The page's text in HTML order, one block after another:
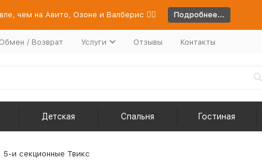
чем на Авито, Озоне и Валберис 👉🏻 Подробнее...
Обмен / Возврат Услуги Отзывы Контакты
Детская Спальня Гостиная
5-и секционные Твикс